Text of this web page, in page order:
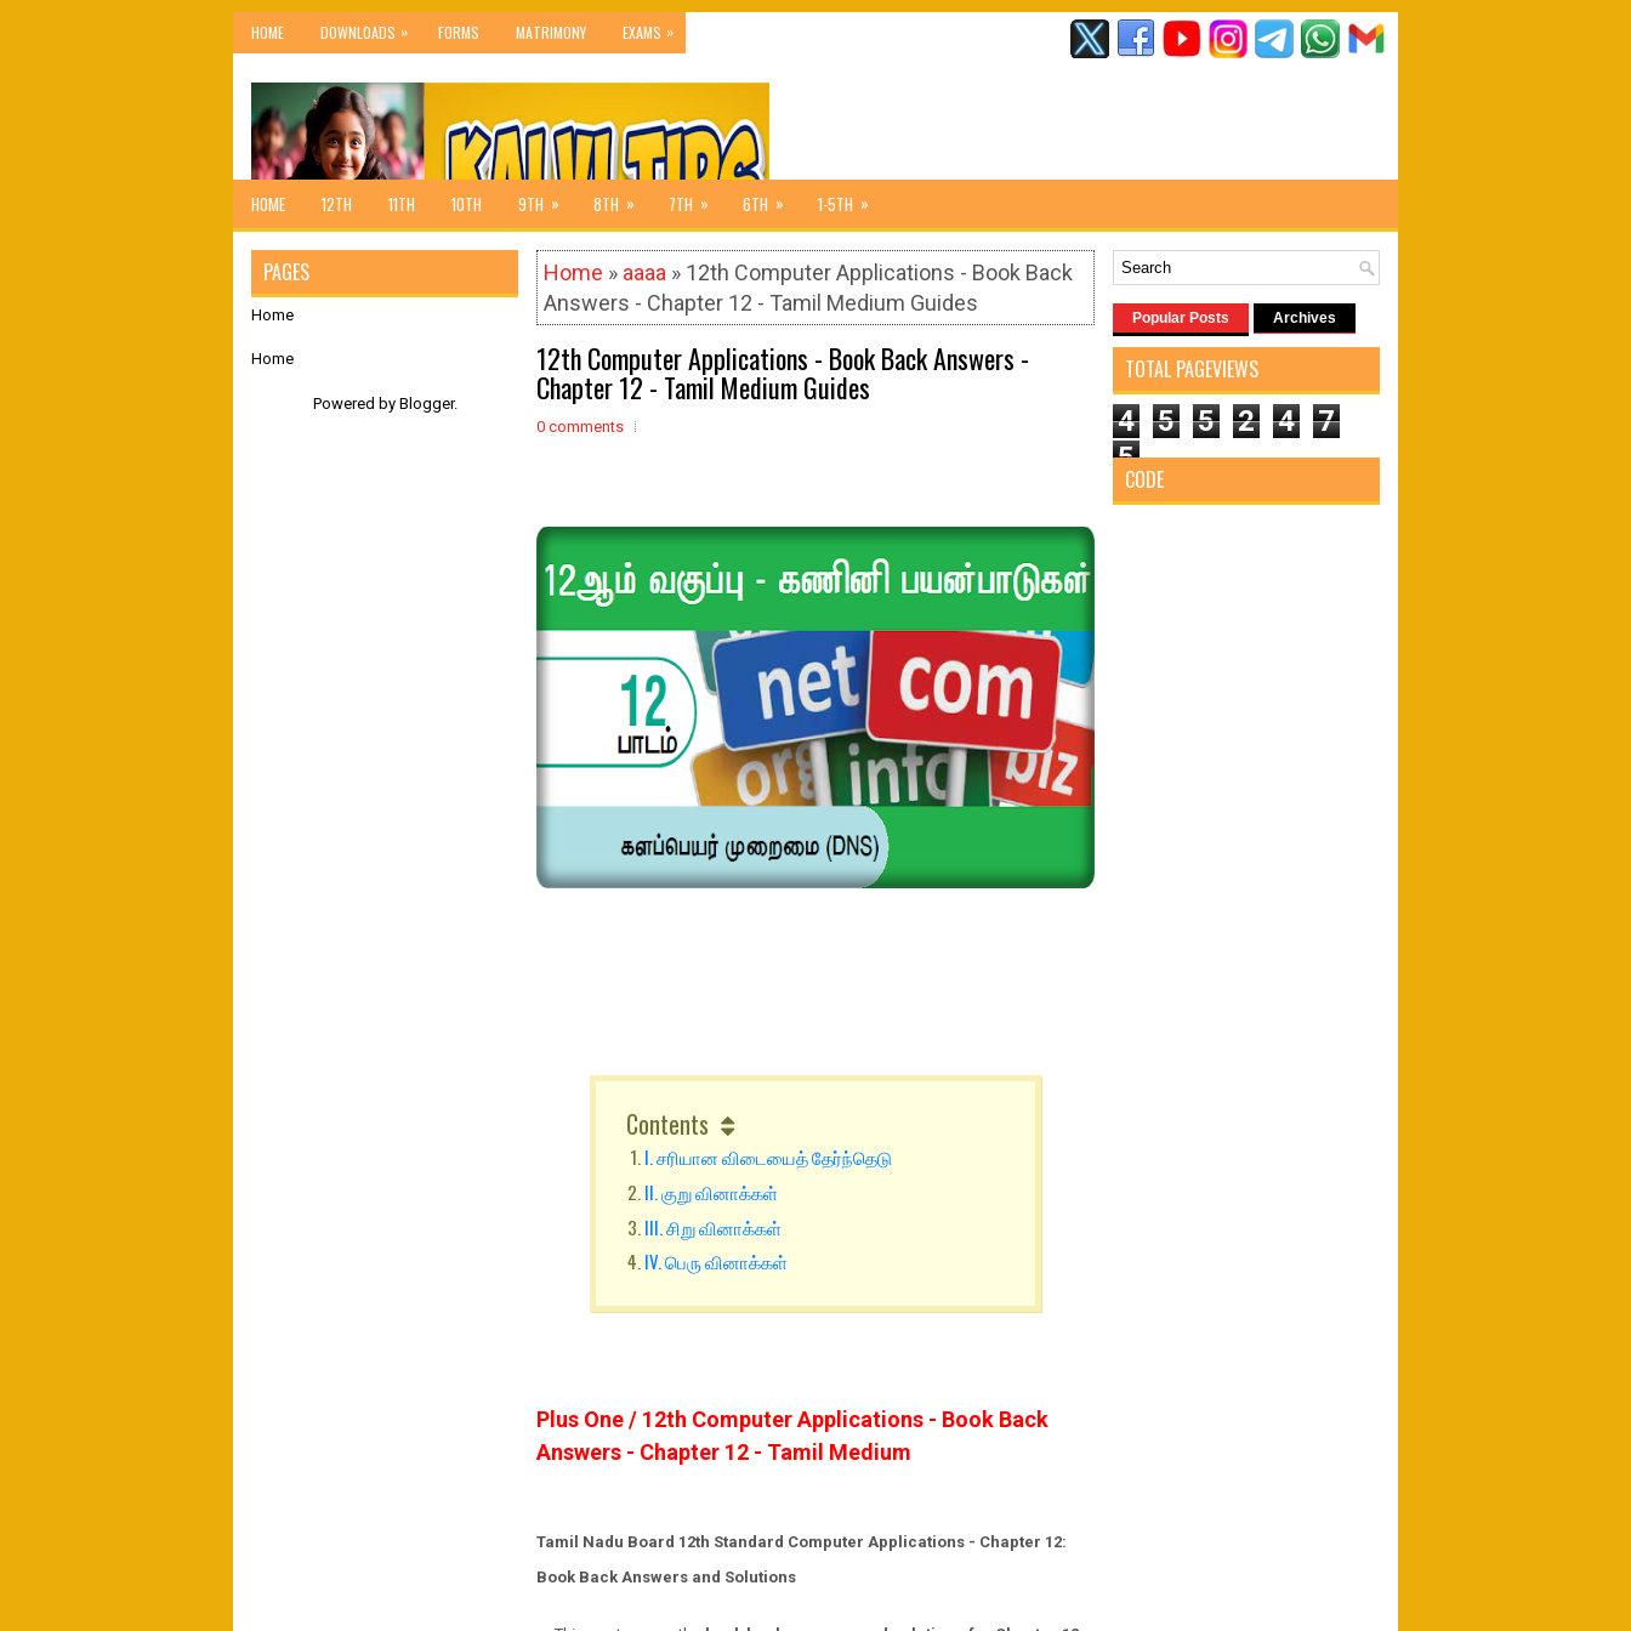
HOME DOWNLOADS » FORMS MATRIMONY EXAMS »
HOME 12TH 11TH 10TH 9TH » 8TH » 7TH » 6TH » 1-5TH »
Home » aaaa » 12th Computer Applications - Book Back
Answers - Chapter 12 - Tamil Medium Guides
12th Computer Applications - Book Back Answers -
Chapter 12 - Tamil Medium Guides
0 comments
Contents
I. சரியான விடையைத் தேர்ந்தெடு
II. குறு வினாக்கள்
III. சிறு வினாக்கள்
IV. பெரு வினாக்கள்
Plus One / 12th Computer Applications - Book Back
Answers - Chapter 12 - Tamil Medium
Tamil Nadu Board 12th Standard Computer Applications - Chapter 12:
Book Back Answers and Solutions
PAGES
Home
Home
Powered by Blogger.
Popular Posts Archives
TOTAL PAGEVIEWS
4 5 5 2 4
7
5
CODE